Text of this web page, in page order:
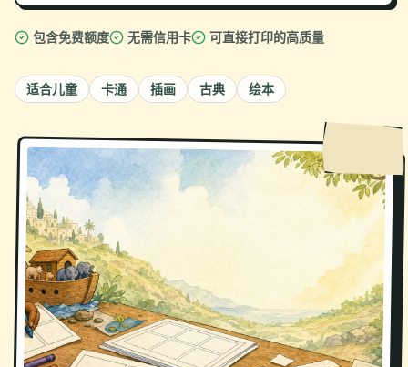
包含免费额度 无需信用卡 可直接打印的高质量
适合儿童 卡通 插画 古典 绘本